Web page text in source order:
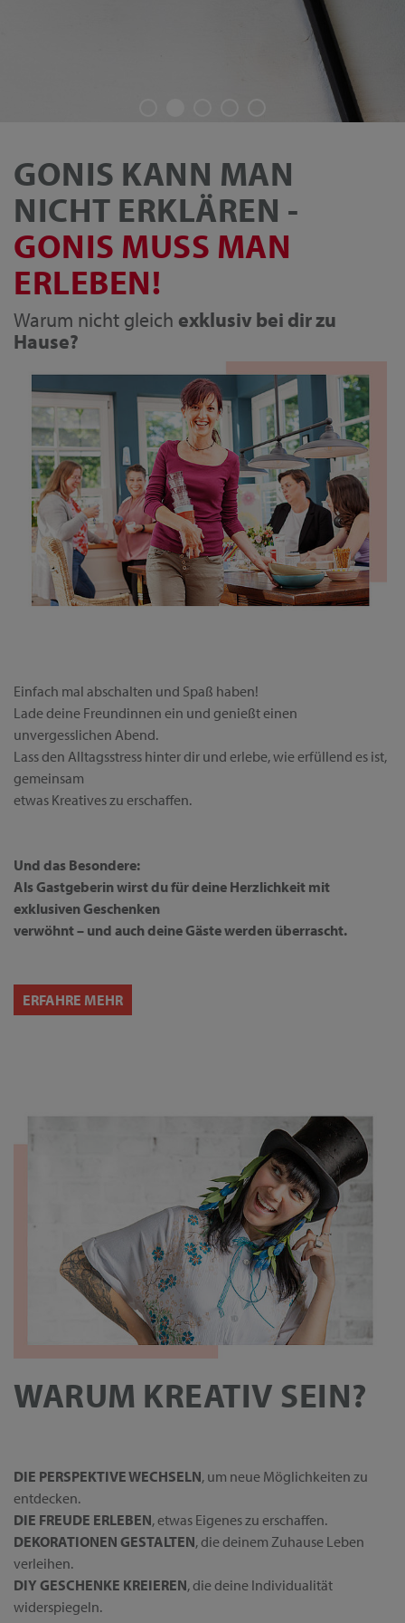
GONIS KANN MAN
NICHT ERKLÄREN -
GONIS MUSS MAN
ERLEBEN!
Warum nicht gleich exklusiv bei dir zu
Hause?
Einfach mal abschalten und Spaß haben!
Lade deine Freundinnen ein und genießt einen
unvergesslichen Abend.
Lass den Alltagsstress hinter dir und erlebe, wie erfüllend es ist,
gemeinsam
etwas Kreatives zu erschaffen.
Und das Besondere:
Als Gastgeberin wirst du für deine Herzlichkeit mit
exklusiven Geschenken
verwöhnt – und auch deine Gäste werden überrascht.
ERFAHRE MEHR
WARUM KREATIV SEIN?
DIE PERSPEKTIVE WECHSELN, um neue Möglichkeiten zu
entdecken.
DIE FREUDE ERLEBEN, etwas Eigenes zu erschaffen.
DEKORATIONEN GESTALTEN, die deinem Zuhause Leben
verleihen.
DIY GESCHENKE KREIEREN, die deine Individualität
widerspiegeln.